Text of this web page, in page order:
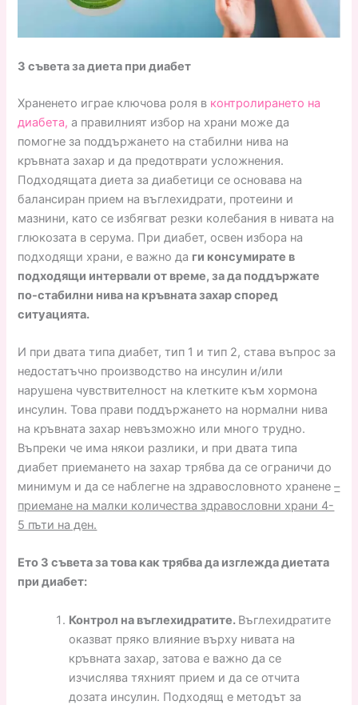
3 съвета за диета при диабет
Храненето играе ключова роля в контролирането на
диабета, а правилният избор на храни може да
помогне за поддържането на стабилни нива на
кръвната захар и да предотврати усложнения.
Подходящата диета за диабетици се основава на
балансиран прием на въглехидрати, протеини и
мазнини, като се избягват резки колебания в нивата на
глюкозата в серума. При диабет, освен избора на
подходящи храни, е важно да ги консумирате в
подходящи интервали от време, за да поддържате
по-стабилни нива на кръвната захар според
ситуацията.
И при двата типа диабет, тип 1 и тип 2, става въпрос за
недостатъчно производство на инсулин и/или
нарушена чувствителност на клетките към хормона
инсулин. Това прави поддържането на нормални нива
на кръвната захар невъзможно или много трудно.
Въпреки че има някои разлики, и при двата типа
диабет приемането на захар трябва да се ограничи до
минимум и да се наблегне на здравословното хранене–
приемане на малки количества здравословни храни 4-
5 пъти на ден.
Ето 3 съвета за това как трябва да изглежда диетата
при диабет:
Контрол на въглехидратите. Въглехидратите
оказват пряко влияние върху нивата на
кръвната захар, затова е важно да се
изчислява тяхният прием и да се отчита
дозата инсулин. Подходящ е методът за